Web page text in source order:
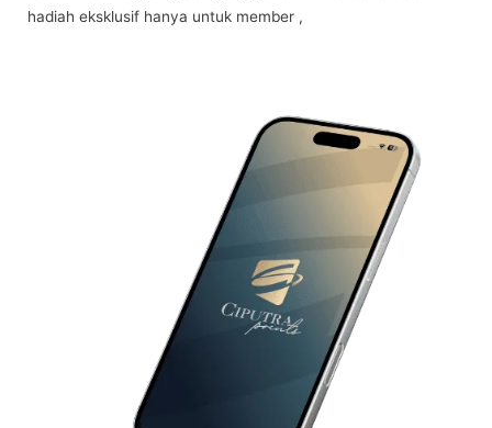
hadiah eksklusif hanya untuk member ,